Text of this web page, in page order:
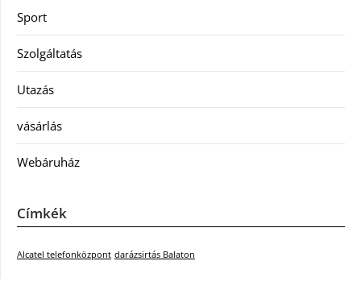
Sport
Szolgáltatás
Utazás
vásárlás
Webáruház
Címkék
Alcatel telefonközpont darázsirtás Balaton